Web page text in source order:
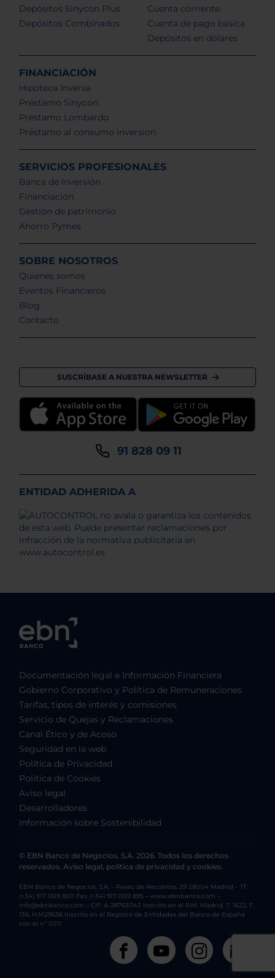
Depósitos Sinycon Plus
Depósitos Combinados
Cuenta corriente
Cuenta de pago básica
Depósitos en dólares
FINANCIACIÓN
Hipoteca Inversa
Préstamo Sinycon
Préstamo Lombardo
Préstamo al consumo inversion
SERVICIOS PROFESIONALES
Banca de Inversión
Financiación
Gestión de patrimonio
Ahorro Pymes
SOBRE NOSOTROS
Quienes somos
Eventos Financieros
Blog
Contacto
SUSCRÍBASE A NUESTRA NEWSLETTER
91 828 09 11
ENTIDAD ADHERIDA A
Documentación legal e Información Financiera
Gobierno Corporativo y Política de Remuneraciones
Tarifas, tipos de interés y comisiones
Servicio de Quejas y Reclamaciones
Canal Ético y de Acoso
Seguridad en la web
Política de Privacidad
Política de Cookies
Aviso legal
Desarrolladores
Información sobre Sostenibilidad
© EBN Banco de Negocios, S.A. 2026. Todos los derechos
reservados. Aviso legal, política de privacidad y cookies.
EBN Banco de Negocios, S.A. – Paseo de Recoletos, 29 28004 Madrid – Tf.
(+34) 917 009 800 Fax. (+34) 917 009 895 – www.ebnbanco.com –
info@ebnbanco.com – CIF: A-28763043 Inscrito en el R.M. Madrid, T. 1622, F.
136, H.M29636 Inscrito en el Registro de Entidades del Banco de España
con el nº 0211